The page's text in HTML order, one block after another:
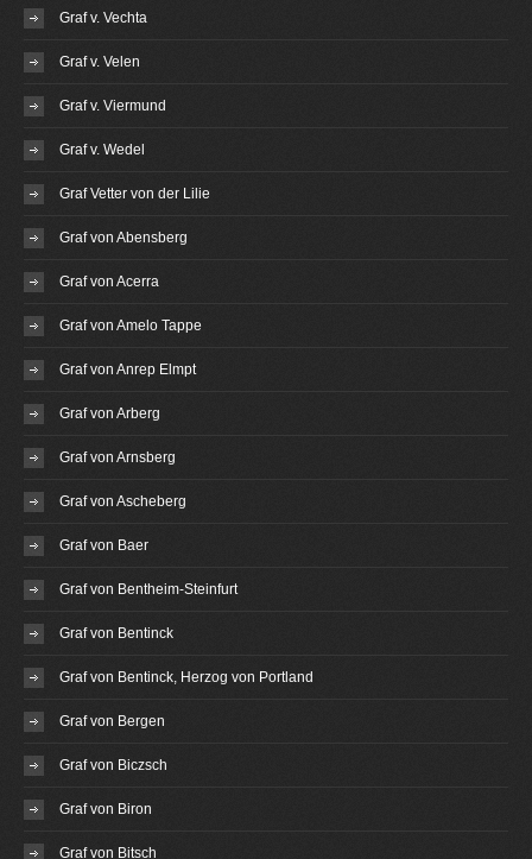
Graf v. Vechta
Graf v. Velen
Graf v. Viermund
Graf v. Wedel
Graf Vetter von der Lilie
Graf von Abensberg
Graf von Acerra
Graf von Amelo Tappe
Graf von Anrep Elmpt
Graf von Arberg
Graf von Arnsberg
Graf von Ascheberg
Graf von Baer
Graf von Bentheim-Steinfurt
Graf von Bentinck
Graf von Bentinck, Herzog von Portland
Graf von Bergen
Graf von Biczsch
Graf von Biron
Graf von Bitsch